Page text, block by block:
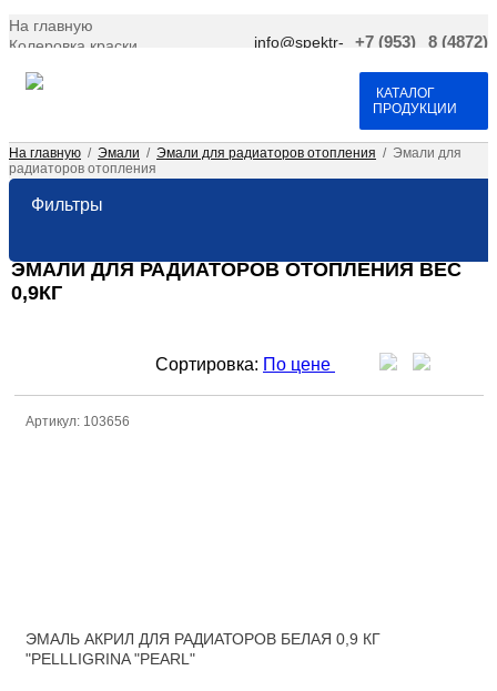
На главную
Колеровка краски
Договор оферта
info@spektr-
+7 (953)
8 (4872)
КАТАЛОГ
ПРОДУКЦИИ
На главную / Эмали / Эмали для радиаторов отопления / Эмали для
радиаторов отопления
Фильтры
ЭМАЛИ ДЛЯ РАДИАТОРОВ ОТОПЛЕНИЯ ВЕС
0,9КГ
Сортировка: По цене
Артикул: 103656
ЭМАЛЬ АКРИЛ ДЛЯ РАДИАТОРОВ БЕЛАЯ 0,9 КГ
"PELLLIGRINA "PEARL"